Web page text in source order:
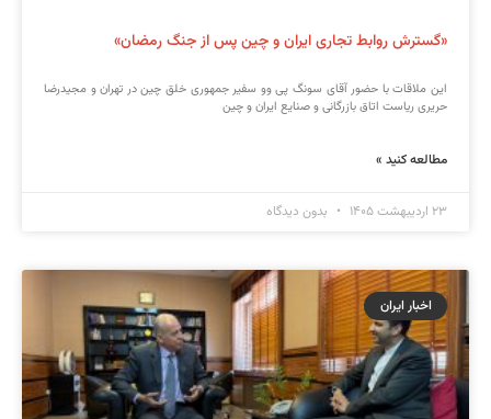
«گسترش روابط تجاری ایران و چین پس از جنگ رمضان»
این ملاقات با حضور آقای سونگ پی وو سفیر جمهوری خلق چین در تهران و مجیدرضا
حریری ریاست اتاق بازرگانی و صنایع ایران و چین
مطالعه کنید »
۲۳ اردیبهشت ۱۴۰۵ بدون دیدگاه
اخبار ایران